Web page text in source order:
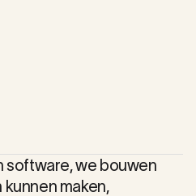
software, we bouwen
maken,